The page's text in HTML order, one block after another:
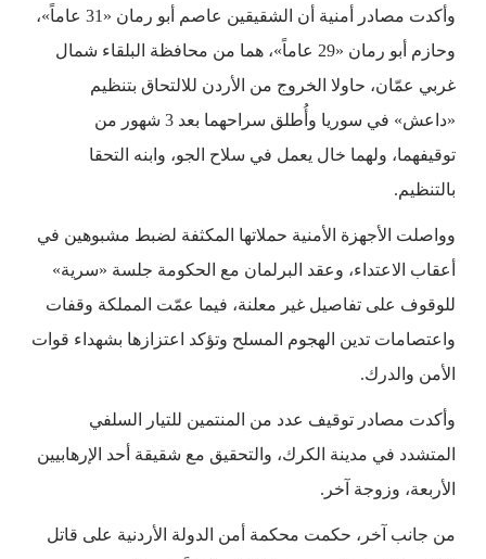
وأكدت مصادر أمنية أن الشقيقين عاصم أبو رمان «31 عاماً»،
وحازم أبو رمان «29 عاماً»، هما من محافظة البلقاء شمال
غربي عمّان، حاولا الخروج من الأردن للالتحاق بتنظيم
«داعش» في سوريا وأُطلق سراحهما بعد 3 شهور من
توقيفهما، ولهما خال يعمل في سلاح الجو، وابنه التحقا
بالتنظيم.
وواصلت الأجهزة الأمنية حملاتها المكثفة لضبط مشبوهين في
أعقاب الاعتداء، وعقد البرلمان مع الحكومة جلسة «سرية»
للوقوف على تفاصيل غير معلنة، فيما عمّت المملكة وقفات
واعتصامات تدين الهجوم المسلح وتؤكد اعتزازها بشهداء قوات
الأمن والدرك.
وأكدت مصادر توقيف عدد من المنتمين للتيار السلفي
المتشدد في مدينة الكرك، والتحقيق مع شقيقة أحد الإرهابيين
الأربعة، وزوجة آخر.
من جانب آخر، حكمت محكمة أمن الدولة الأردنية على قاتل